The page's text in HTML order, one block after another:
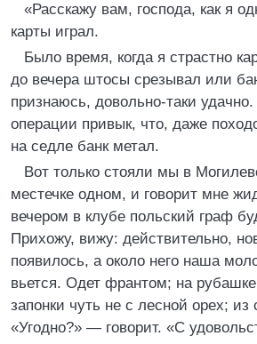
«Расскажу вам, господа, как я
карты играл.
Было время, когда я страстно
до вечера штосы срезывал или
признаюсь, довольно-таки удачно.
операции привык, что, даже
на седле банк метал.
Вот только стояли мы в
местечке одном, и говорит мне
вечером в клубе польский граф
Прихожу, вижу: действительно,
появилось, а около него наша
вьется. Одет франтом; на
запонки чуть не с лесной орех;
«Угодно?» — говорит. «С